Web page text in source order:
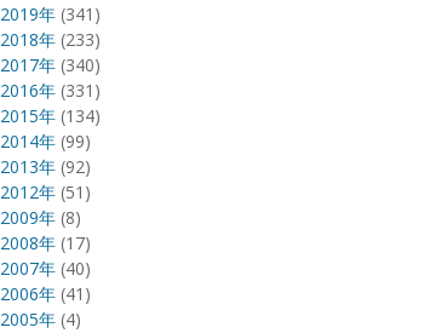
2019年 (341)
2018年 (233)
2017年 (340)
2016年 (331)
2015年 (134)
2014年 (99)
2013年 (92)
2012年 (51)
2009年 (8)
2008年 (17)
2007年 (40)
2006年 (41)
2005年 (4)